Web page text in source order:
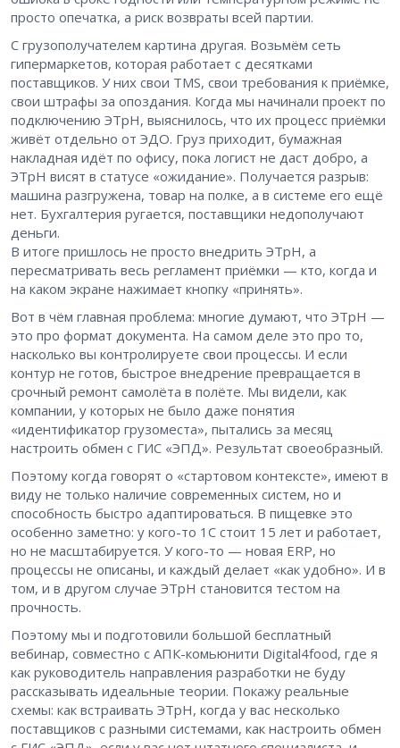
просто опечатка, а риск возвраты всей партии.
С грузополучателем картина другая. Возьмём сеть
гипермаркетов, которая работает с десятками
поставщиков. У них свои TMS, свои требования к приёмке,
свои штрафы за опоздания. Когда мы начинали проект по
подключению ЭТрН, выяснилось, что их процесс приёмки
живёт отдельно от ЭДО. Груз приходит, бумажная
накладная идёт по офису, пока логист не даст добро, а
ЭТрН висят в статусе «ожидание». Получается разрыв:
машина разгружена, товар на полке, а в системе его ещё
нет. Бухгалтерия ругается, поставщики недополучают
деньги.
В итоге пришлось не просто внедрить ЭТрН, а
пересматривать весь регламент приёмки — кто, когда и
на каком экране нажимает кнопку «принять».
Вот в чём главная проблема: многие думают, что ЭТрН —
это про формат документа. На самом деле это про то,
насколько вы контролируете свои процессы. И если
контур не готов, быстрое внедрение превращается в
срочный ремонт самолёта в полёте. Мы видели, как
компании, у которых не было даже понятия
«идентификатор грузоместа», пытались за месяц
настроить обмен с ГИС «ЭПД». Результат своеобразный.
Поэтому когда говорят о «стартовом контексте», имеют в
виду не только наличие современных систем, но и
способность быстро адаптироваться. В пищевке это
особенно заметно: у кого-то 1С стоит 15 лет и работает,
но не масштабируется. У кого-то — новая ERP, но
процессы не описаны, и каждый делает «как удобно». И в
том, и в другом случае ЭТрН становится тестом на
прочность.
Поэтому мы и подготовили большой бесплатный
вебинар, совместно с АПК-комьюнити Digital4food, где я
как руководитель направления разработки не буду
рассказывать идеальные теории. Покажу реальные
схемы: как встраивать ЭТрН, когда у вас несколько
поставщиков с разными системами, как настроить обмен